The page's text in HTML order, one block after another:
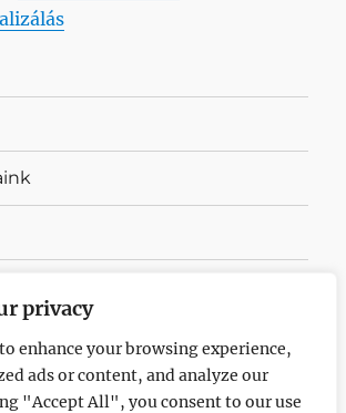
privacy
enhance your browsing experience,
ads or content, and analyze our
"Accept All", you consent to our use
tájékoztató